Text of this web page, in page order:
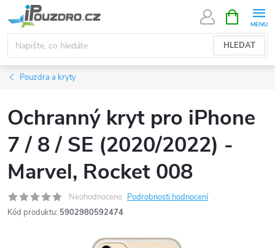
na
obsah
HLEDAT
NÁKUPNÍ
KOŠÍK
Pouzdra a kryty
Ochranný kryt pro iPhone
7 / 8 / SE (2020/2022) -
Marvel, Rocket 008
Neohodnoceno Podrobnosti hodnocení
Kód produktu: 5902980592474